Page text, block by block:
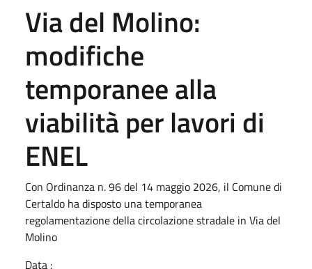
Via del Molino:
modifiche
temporanee alla
viabilità per lavori di
ENEL
Con Ordinanza n. 96 del 14 maggio 2026, il Comune di
Certaldo ha disposto una temporanea
regolamentazione della circolazione stradale in Via del
Molino
Data :